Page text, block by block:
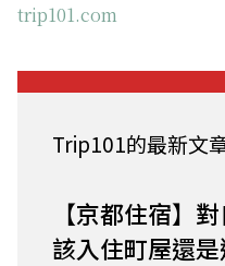
trip101.com
Trip101的最新文
【京都住宿】
該入住町屋還